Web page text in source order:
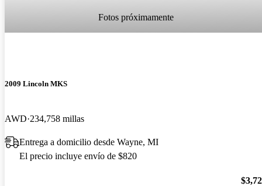
Fotos próximamente
2009 Lincoln MKS
AWD 234,758 millas
Entrega a domicilio desde Wayne, MI
El precio incluye envío de $820